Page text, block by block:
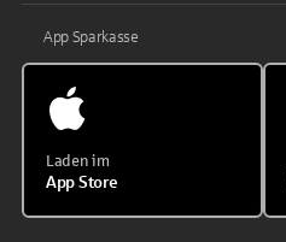
App Sparkasse
Laden im
App Store